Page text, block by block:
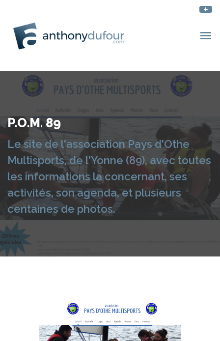
P.O.M. 89
Le site de l'association Pays d'Othe
Multisports, de l'Yonne (89), avec toutes
les informations la concernant, ses
activités, son agenda, et plusieurs
centaines de photos.